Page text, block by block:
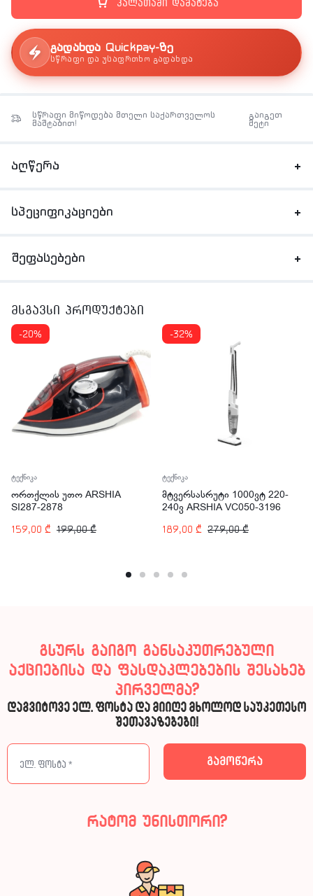
კალათაში დამატება
გადახდა Quickpay-ზე
სწრაფი და უსაფრთხო გადახდა
სწრაფი მიწოდება მთელი საქართველოს
მაშტაბით!
გაიგეთ
მეტი
აღწერა
სპეციფიკაციები
შეფასებები
მსგავსი პროდუქტები
-20%
ტექნიკა
ორთქლის უთო ARSHIA
SI287-2878
159,00 ₾ 199,00₾
-32%
ტექნიკა
მტვერსასრუტი 1000ვტ 220-
240ვ ARSHIA VC050-3196
189,00 ₾ 279,00₾
გსურს გაიგო განსაკუთრებული
აქციებისა და ფასდაკლებების შესახებ
პირველმა?
დაგვიტოვე ელ. ფოსტა და მიიღე მხოლოდ საუკეთესო
შეთავაზებები!
რატომ უნისთორი?